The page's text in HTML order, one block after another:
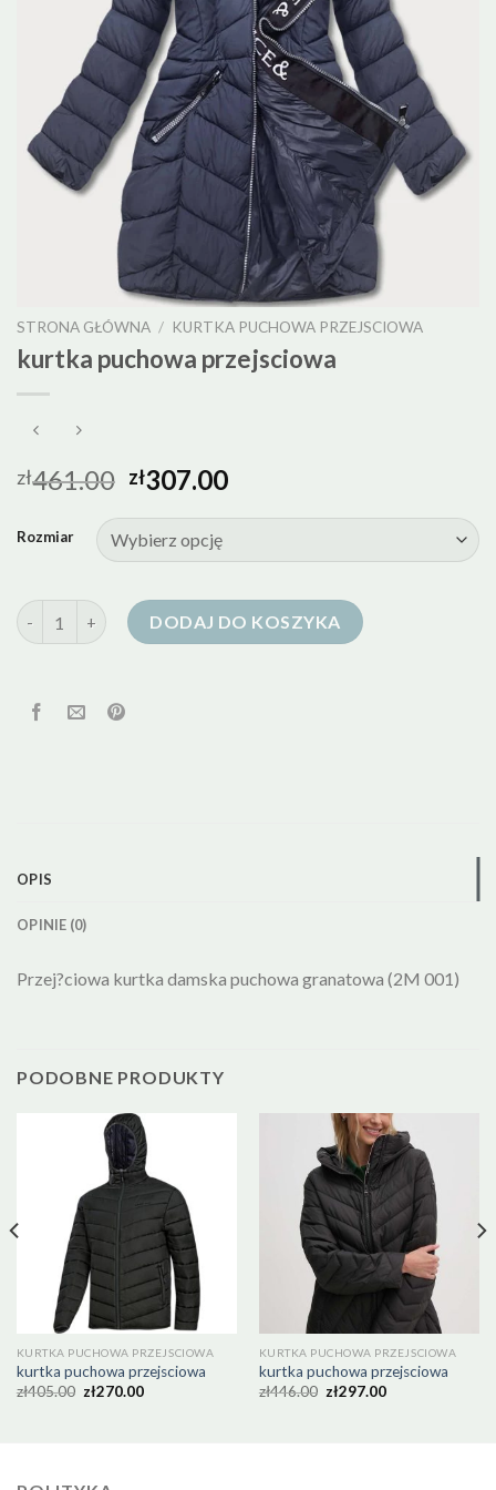
STRONA GŁÓWNA / KURTKA PUCHOWA PRZEJSCIOWA
kurtka puchowa przejsciowa
zł461.00 zł307.00
Rozmiar
ilość kurtka puchowa przejsciowa
DODAJ DO KOSZYKA
OPIS
OPINIE (0)
Przej?ciowa kurtka damska puchowa granatowa (2M 001)
PODOBNE PRODUKTY
KURTKA PUCHOWA PRZEJSCIOWA
kurtka puchowa przejsciowa
zł405.00 zł270.00
KURTKA PUCHOWA PRZEJSCIOWA
kurtka puchowa przejsciowa
zł446.00 zł297.00